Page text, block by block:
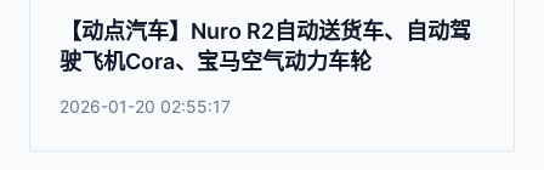
【动点汽车】Nuro R2自动送货车、自动驾
驶飞机Cora、宝马空气动力车轮
2026-01-20 02:55:17